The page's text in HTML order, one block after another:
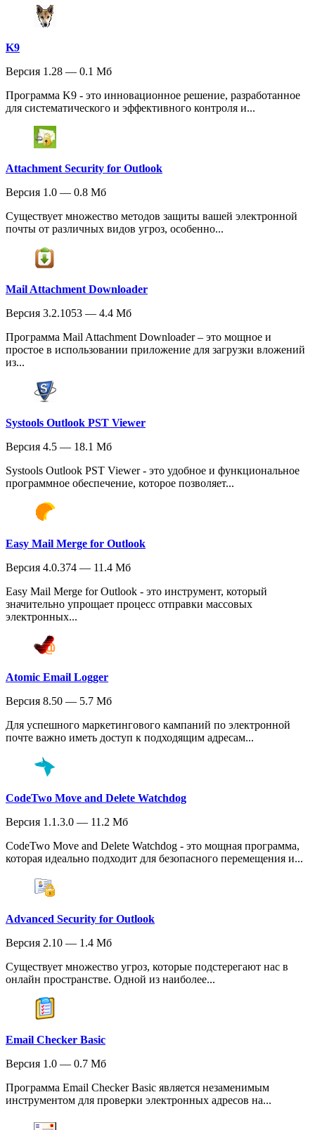
K9
Версия 1.28 — 0.1 Мб
Программа K9 - это инновационное решение, разработанное
для систематического и эффективного контроля и...
Attachment Security for Outlook
Версия 1.0 — 0.8 Мб
Существует множество методов защиты вашей электронной
почты от различных видов угроз, особенно...
Mail Attachment Downloader
Версия 3.2.1053 — 4.4 Мб
Программа Mail Attachment Downloader – это мощное и
простое в использовании приложение для загрузки вложений
из...
Systools Outlook PST Viewer
Версия 4.5 — 18.1 Мб
Systools Outlook PST Viewer - это удобное и функциональное
программное обеспечение, которое позволяет...
Easy Mail Merge for Outlook
Версия 4.0.374 — 11.4 Мб
Easy Mail Merge for Outlook - это инструмент, который
значительно упрощает процесс отправки массовых
электронных...
Atomic Email Logger
Версия 8.50 — 5.7 Мб
Для успешного маркетингового кампаний по электронной
почте важно иметь доступ к подходящим адресам...
CodeTwo Move and Delete Watchdog
Версия 1.1.3.0 — 11.2 Мб
CodeTwo Move and Delete Watchdog - это мощная программа,
которая идеально подходит для безопасного перемещения и...
Advanced Security for Outlook
Версия 2.10 — 1.4 Мб
Существует множество угроз, которые подстерегают нас в
онлайн пространстве. Одной из наиболее...
Email Checker Basic
Версия 1.0 — 0.7 Мб
Программа Email Checker Basic является незаменимым
инструментом для проверки электронных адресов на...